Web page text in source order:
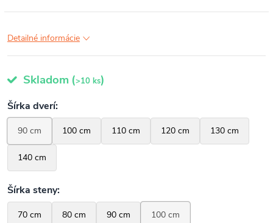
Detailné informácie
Skladom (>10 ks)